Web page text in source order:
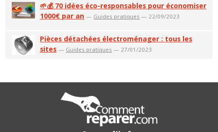
🌱💰 70 idées éco-responsables pour économiser
1000€ par an — Guides pratiques — 22/09/2023
Pièces détachées électroménager : tous les
sites — Guides pratiques — 27/01/2023